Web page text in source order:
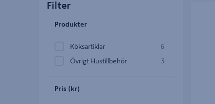
Filter
Produkter
Köksartiklar 6
Övrigt Hustillbehör 3
Pris (kr)